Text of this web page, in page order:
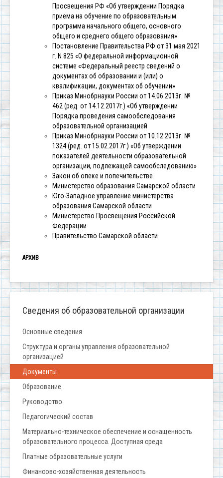
Просвещения РФ «Об утверждении Порядка
приема на обучение по образовательным
программа начального общего, основного
общего и среднего общего образования»
Постановление Правительства РФ от 31 мая 2021
г. N 825 «О федеральной информационной
системе «Федеральный реестр сведений о
документах об образовании и (или) о
квалификации, документах об обучении»
Приказ Минобрнауки России от 14.06.2013г. №
462 (ред. от 14.12.2017г.) «Об утверждении
Порядка проведения самообследования
образовательной организацией
Приказ Минобрнауки России от 10.12.2013г. №
1324 (ред. от 15.02.2017г.) «Об утверждении
показателей деятельности образовательной
организации, подлежащей самообследованию»
Закон об опеке и попечительстве
Министерство образования Самарской области
Юго-Западное управление министерства
образования Самарской области
Министерство Просвещения Российской
Федерации
Правительство Самарской области
АРХИВ
Сведения об образовательной организации
Основные сведения
Структура и органы управления образовательной
организацией
Документы
Образование
Руководство
Педагогический состав
Материально-техническое обеспечение и оснащенность
образовательного процесса. Доступная среда
Платные образовательные услуги
Финансово-хозяйственная деятельность